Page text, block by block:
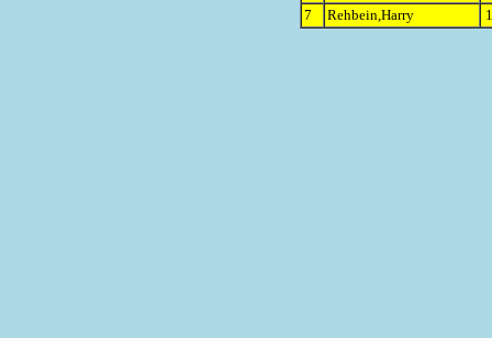
7
Rehbein,Harry